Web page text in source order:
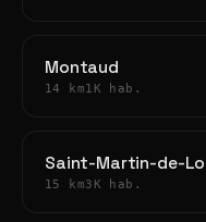
Montaud
14 km1K hab.
Saint-Martin-de-
15 km3K hab.